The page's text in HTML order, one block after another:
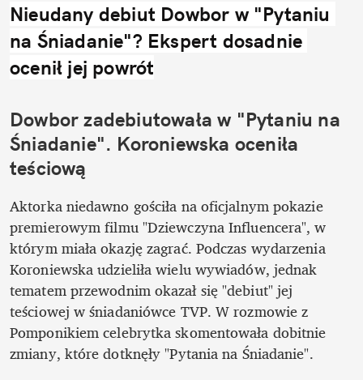
Nieudany debiut Dowbor w "Pytaniu
na Śniadanie"? Ekspert dosadnie
ocenił jej powrót
Dowbor zadebiutowała w "Pytaniu na
Śniadanie". Koroniewska oceniła
teściową
Aktorka niedawno gościła na oficjalnym pokazie
premierowym filmu "Dziewczyna Influencera", w
którym miała okazję zagrać. Podczas wydarzenia
Koroniewska udzieliła wielu wywiadów, jednak
tematem przewodnim okazał się "debiut" jej
teściowej w śniadaniówce TVP. W rozmowie z
Pomponikiem celebrytka skomentowała dobitnie
zmiany, które dotknęły "Pytania na Śniadanie".